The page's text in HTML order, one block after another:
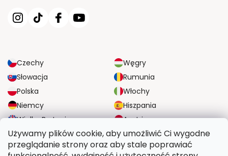
Używamy plików cookie, aby umożliwić Ci wygodne
przeglądanie strony oraz aby stale poprawiać
Czechy
Węgry
Słowacja
Rumunia
Polska
Włochy
Niemcy
Hiszpania
Wielka Brytania
Austria
NIEZAWODNE OPCJE DOSTAWY